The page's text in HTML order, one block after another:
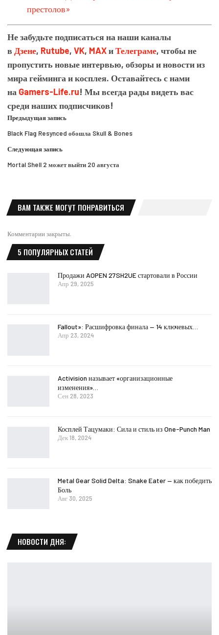
Не забудьте подписаться на наши каналы
в Дзене, Rutube, VK, MAXиТелеграме, чтобы не
пропустить новые интервью, обзоры и новости из
мира гейминга и косплея. Оставайтесь с нами
на Gamers-Life.ru! Мы всегда рады видеть вас
среди наших подписчиков!
Предыдущая запись
Black Flag Resynced обошла Skull & Bones
Следующая запись
Mortal Shell 2 может выйти 20 августа
ВАМ ТАКЖЕ МОГУТ ПОНРАВИТЬСЯ
Комментарии закрыты.
5 ПОПУЛЯРНЫХ СТАТЕЙ
Продажи AOPEN 27SH2UE стартовали в России
Апр 29, 2025
Fallout»: Расшифровка финала — 14 ключевых…
Апр 23, 2024
Activision называет «организационные
изменения»…
Сен 28, 2023
Косплей Тацумаки: Сила и стиль из One-Punch Man
Дек 18, 2024
Metal Gear Solid Delta: Snake Eater — как победить
Боль
Авг 30, 2025
НОВОСТИ ДНЯ: